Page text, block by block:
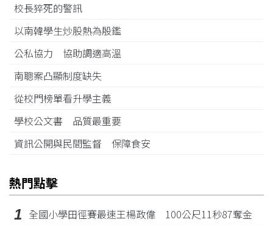
校長猝死的警訊
以南韓學生炒股熱為殷鑑
公私協力 協助調適高溫
南聰案凸顯制度缺失
從校門榜單看升學主義
學校公文書 品質最重要
資訊公開與民間監督 保障食安
熱門點擊
1 全國小學田徑賽最速王楊政偉 100公尺11秒87奪金